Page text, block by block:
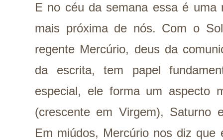
E no céu da semana essa é uma
mais próxima de nós. Com o
regente Mercúrio, deus da
da escrita, tem papel
especial, ele forma um aspecto
(crescente em Virgem), Saturno
Em miúdos, Mercúrio nos diz